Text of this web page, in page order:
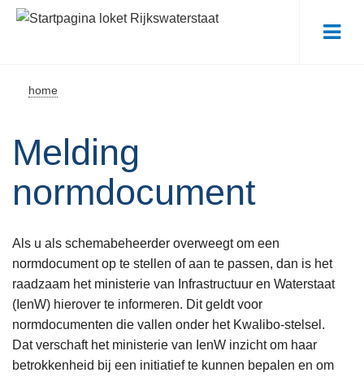
home
Melding
normdocument
Als u als schemabeheerder overweegt om een
normdocument op te stellen of aan te passen, dan is het
raadzaam het ministerie van Infrastructuur en Waterstaat
(IenW) hierover te informeren. Dit geldt voor
normdocumenten die vallen onder het Kwalibo-stelsel.
Dat verschaft het ministerie van IenW inzicht om haar
betrokkenheid bij een initiatief te kunnen bepalen en om